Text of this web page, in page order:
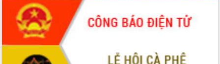
Khởi động Dự án Đầu tư xây dựng hạ
tầng kỹ thuật Cụm công nghiệp Tân
Tiến
Gặp mặt các cơ quan báo chí nhân Kỷ
niệm 101 năm Ngày Báo chí Cách
mạng Việt Nam